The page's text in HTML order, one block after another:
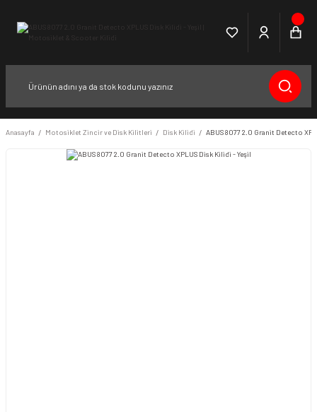
Anasayfa Motosiklet Zincir ve Disk Kilitleri Disk Kilidi ABUS 8077 2.0 Granit Detecto